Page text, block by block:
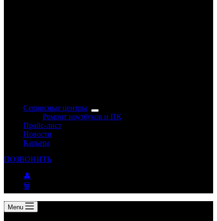
Сервисные центры
Ремонт ноутбуков и ПК
Прайс-лист
Новости
Карьера
ПОЗВОНИТЬ
👤
🗑
Menu